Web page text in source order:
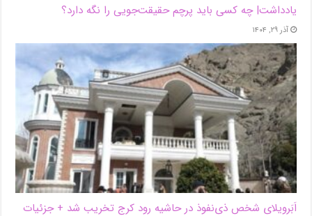
یادداشت| ‌چه کسی باید پرچم حقیقت‌جویی را نگه دارد؟
آذر ۲۹, ۱۴۰۴
اَبَر‌ویلای شخص ذی‌نفوذ در حاشیه‌ رود کرج تخریب شد + جزئیات